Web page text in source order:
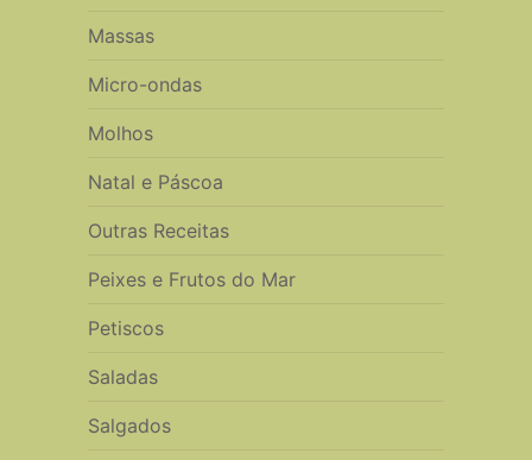
Massas
Micro-ondas
Molhos
Natal e Páscoa
Outras Receitas
Peixes e Frutos do Mar
Petiscos
Saladas
Salgados